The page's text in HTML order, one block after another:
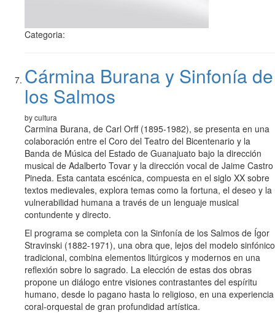
Categoria:
Cármina Burana y Sinfonía de
los Salmos
by cultura
Carmina Burana, de Carl Orff (1895-1982), se presenta en una
colaboración entre el Coro del Teatro del Bicentenario y la
Banda de Música del Estado de Guanajuato bajo la dirección
musical de Adalberto Tovar y la dirección vocal de Jaime Castro
Pineda. Esta cantata escénica, compuesta en el siglo XX sobre
textos medievales, explora temas como la fortuna, el deseo y la
vulnerabilidad humana a través de un lenguaje musical
contundente y directo.
El programa se completa con la Sinfonía de los Salmos de Ígor
Stravinski (1882-1971), una obra que, lejos del modelo sinfónico
tradicional, combina elementos litúrgicos y modernos en una
reflexión sobre lo sagrado. La elección de estas dos obras
propone un diálogo entre visiones contrastantes del espíritu
humano, desde lo pagano hasta lo religioso, en una experiencia
coral-orquestal de gran profundidad artística.